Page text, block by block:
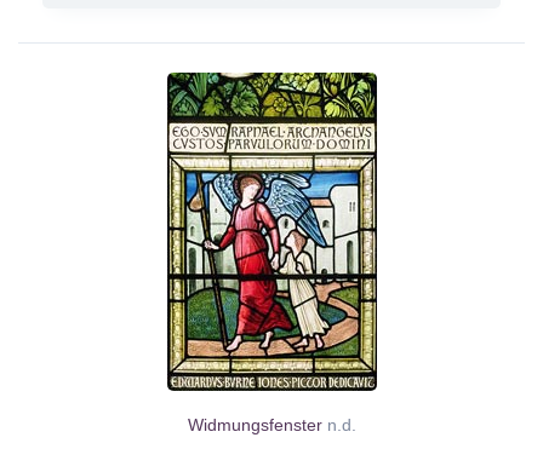
Widmungsfenster n.d.